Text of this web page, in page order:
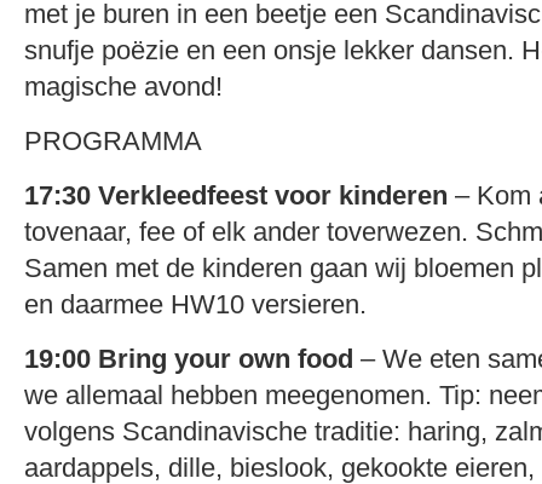
met je buren in een beetje een
snufje poëzie en een onsje lekker dansen.
magische avond!
PROGRAMMA
17:30 Verkleedfeest voor kinderen – Kom
tovenaar, fee of elk ander toverwezen.
Samen met de kinderen gaan wij bloemen
en daarmee HW10 versieren.
19:00 Bring your own food – We eten
we allemaal hebben meegenomen. Tip:
volgens Scandinavische traditie: haring,
aardappels, dille, bieslook, gekookte